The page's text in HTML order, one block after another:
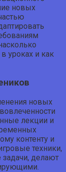
новых
уроках и как
новых
лекции и
контенту и
техники,
задачи, делают